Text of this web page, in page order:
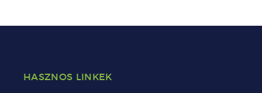
HASZNOS LINKEK